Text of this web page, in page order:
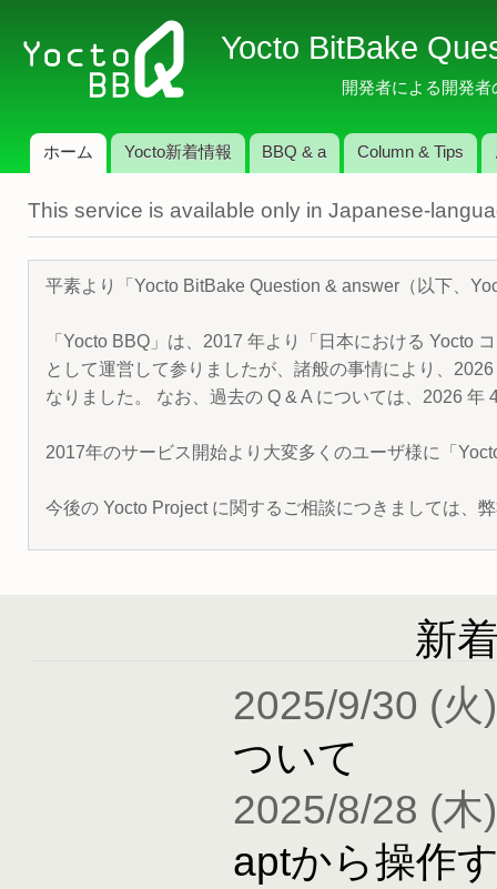
イ
コ
テ
ツ
に
移
動
Yocto BitBake
開発者による開発
メインメニュー
ホーム Yocto新着情報 BBQ & a Column & Tips
This service is available only in Japanese-
平素より「Yocto BitBake Question & answer（以下、
「Yocto BBQ」は、2017 年より「日本における Yocto
として運営して参りましたが、諸般の事情により、
なりました。 なお、過去の Q & A については、2026
2017年のサービス開始より大変多くのユーザ様に「
今後の Yocto Project に関するご相談につきましては、
新
2025/9/30 (火
ついて
2025/8/28 (木
aptから操作